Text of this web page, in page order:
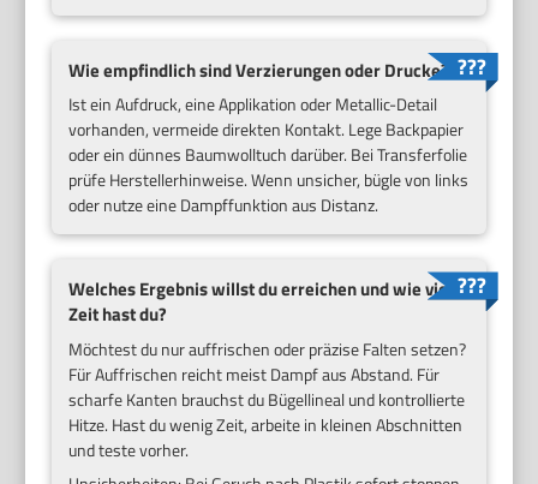
Wie empfindlich sind Verzierungen oder Drucke?
Ist ein Aufdruck, eine Applikation oder Metallic-Detail
vorhanden, vermeide direkten Kontakt. Lege Backpapier
oder ein dünnes Baumwolltuch darüber. Bei Transferfolie
prüfe Herstellerhinweise. Wenn unsicher, bügle von links
oder nutze eine Dampffunktion aus Distanz.
Welches Ergebnis willst du erreichen und wie viel
Zeit hast du?
Möchtest du nur auffrischen oder präzise Falten setzen?
Für Auffrischen reicht meist Dampf aus Abstand. Für
scharfe Kanten brauchst du Bügellineal und kontrollierte
Hitze. Hast du wenig Zeit, arbeite in kleinen Abschnitten
und teste vorher.